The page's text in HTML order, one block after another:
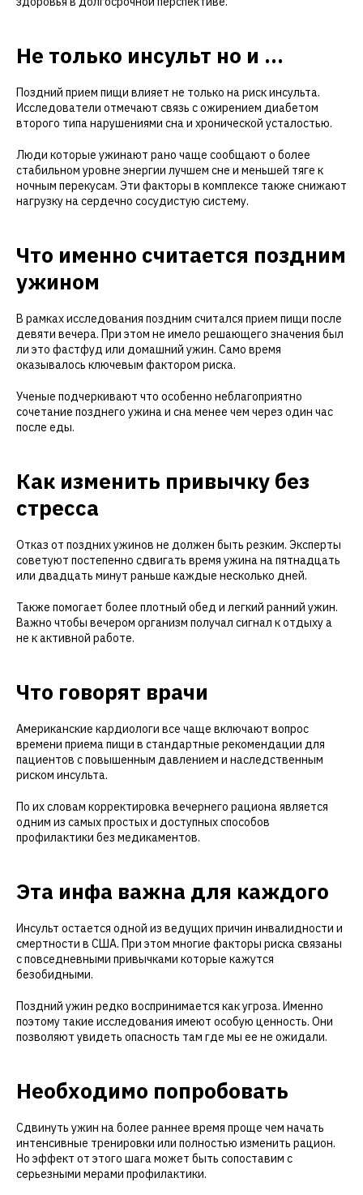
Не только инсульт но и ...
Поздний прием пищи влияет не только на риск инсульта.
Исследователи отмечают связь с ожирением диабетом
второго типа нарушениями сна и хронической усталостью.
Люди которые ужинают рано чаще сообщают о более
стабильном уровне энергии лучшем сне и меньшей тяге к
ночным перекусам. Эти факторы в комплексе также снижают
нагрузку на сердечно сосудистую систему.
Что именно считается поздним
ужином
В рамках исследования поздним считался прием пищи после
девяти вечера. При этом не имело решающего значения был
ли это фастфуд или домашний ужин. Само время
оказывалось ключевым фактором риска.
Ученые подчеркивают что особенно неблагоприятно
сочетание позднего ужина и сна менее чем через один час
после еды.
Как изменить привычку без
стресса
Отказ от поздних ужинов не должен быть резким. Эксперты
советуют постепенно сдвигать время ужина на пятнадцать
или двадцать минут раньше каждые несколько дней.
Также помогает более плотный обед и легкий ранний ужин.
Важно чтобы вечером организм получал сигнал к отдыху а
не к активной работе.
Что говорят врачи
Американские кардиологи все чаще включают вопрос
времени приема пищи в стандартные рекомендации для
пациентов с повышенным давлением и наследственным
риском инсульта.
По их словам корректировка вечернего рациона является
одним из самых простых и доступных способов
профилактики без медикаментов.
Эта инфа важна для каждого
Инсульт остается одной из ведущих причин инвалидности и
смертности в США. При этом многие факторы риска связаны
с повседневными привычками которые кажутся
безобидными.
Поздний ужин редко воспринимается как угроза. Именно
поэтому такие исследования имеют особую ценность. Они
позволяют увидеть опасность там где мы ее не ожидали.
Необходимо попробовать
Сдвинуть ужин на более раннее время проще чем начать
интенсивные тренировки или полностью изменить рацион.
Но эффект от этого шага может быть сопоставим с
серьезными мерами профилактики.